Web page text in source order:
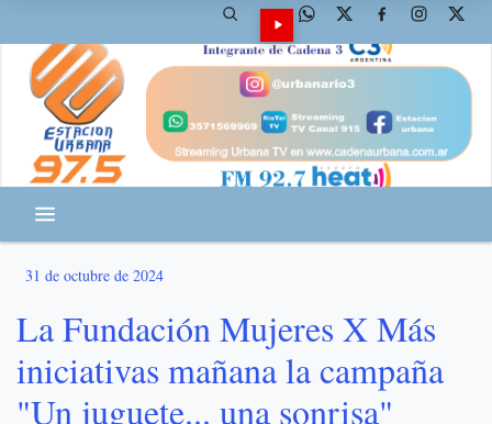
31 de octubre de 2024
La Fundación Mujeres X Más
iniciativas mañana la campaña
"Un juguete... una sonrisa"